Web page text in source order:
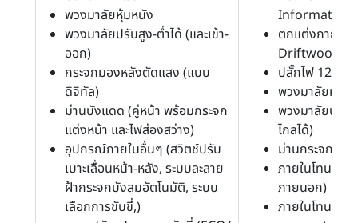
พวงมาลัยหุ้มหนัง
พวงมาลัยปรับสูง-ต่ำได้ (และเข้า-
ออก)
กระจกมองหลังตัดแสง (แบบ
ดิจิทัล)
ม่านบังแดด (คู่หน้า พร้อมกระจก
แต่งหน้า และไฟส่องสว่าง)
อุปกรณ์ภายในอื่นๆ (สวิตช์ปรับ
เบาะเลื่อนหน้า-หลัง, ระบบละลาย
ฝ้ากระจกบังลมอัตโนมัติ, ระบบ
เลือกการขับขี่,)
Information
ตกแต่งภายใน
Driftwoodรุ่
ปลั๊กไฟ 12 โวล
พวงมาลัยหุ้มห
พวงมาลัยปรับ
ไกลได้)
ม่านกระจกหลั
ภายในโทนสีด
ภายนอก)
ภายในโทนสีเ